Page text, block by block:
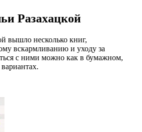
Разахацкой
вышло несколько книг,
вскармливанию и уходу за
с ними можно как в бумажном,